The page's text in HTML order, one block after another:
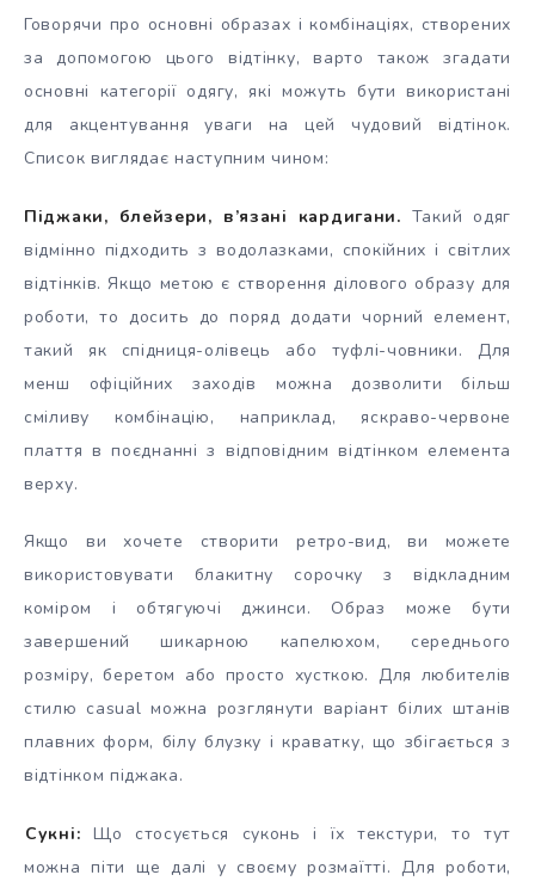
Говорячи про основні образах і комбінаціях, створених
за допомогою цього відтінку, варто також згадати
основні категорії одягу, які можуть бути використані
для акцентування уваги на цей чудовий відтінок.
Список виглядає наступним чином:
Піджаки, блейзери, в’язані кардигани. Такий одяг
відмінно підходить з водолазками, спокійних і світлих
відтінків. Якщо метою є створення ділового образу для
роботи, то досить до поряд додати чорний елемент,
такий як спідниця-олівець або туфлі-човники. Для
менш офіційних заходів можна дозволити більш
сміливу комбінацію, наприклад, яскраво-червоне
плаття в поєднанні з відповідним відтінком елемента
верху.
Якщо ви хочете створити ретро-вид, ви можете
використовувати блакитну сорочку з відкладним
коміром і обтягуючі джинси. Образ може бути
завершений шикарною капелюхом, середнього
розміру, беретом або просто хусткою. Для любителів
стилю casual можна розглянути варіант білих штанів
плавних форм, білу блузку і краватку, що збігається з
відтінком піджака.
Сукні: Що стосується суконь і їх текстури, то тут
можна піти ще далі у своєму розмаїтті. Для роботи,